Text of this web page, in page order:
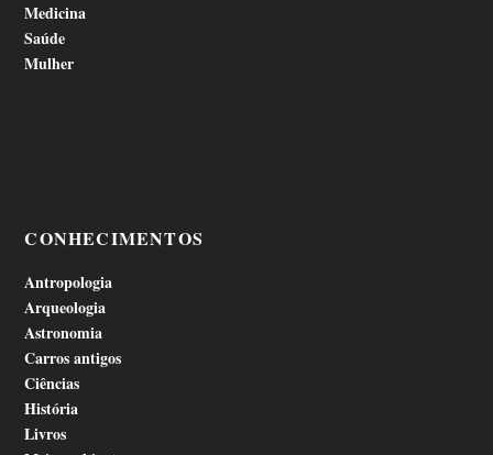
Medicina
Saúde
Mulher
CONHECIMENTOS
Antropologia
Arqueologia
Astronomia
Carros antigos
Ciências
História
Livros